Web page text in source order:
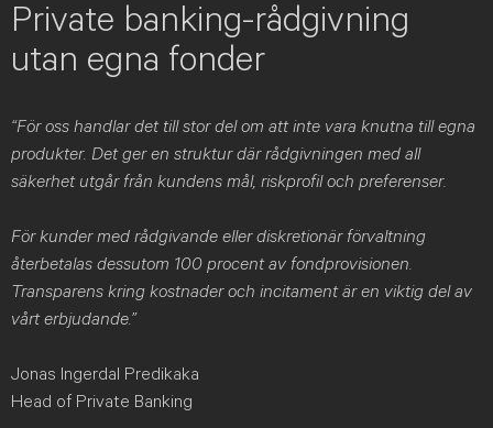
Private banking-rådgivning
utan egna fonder
“För oss handlar det till stor del om att inte vara knutna till egna
produkter. Det ger en struktur där rådgivningen med all
säkerhet utgår från kundens mål, riskprofil och preferenser.
För kunder med rådgivande eller diskretionär förvaltning
återbetalas dessutom 100 procent av fondprovisionen.
Transparens kring kostnader och incitament är en viktig del av
vårt erbjudande.”
Jonas Ingerdal Predikaka
Head of Private Banking